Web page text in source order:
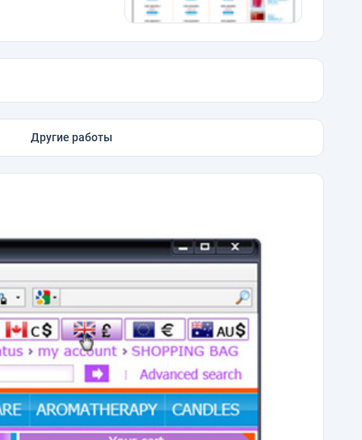
Другие работы